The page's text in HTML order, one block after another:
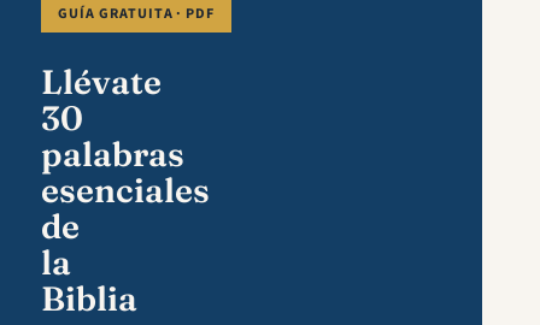
GUÍA GRATUITA · PDF
Llévate
30
palabras
esenciales
de
la
Biblia